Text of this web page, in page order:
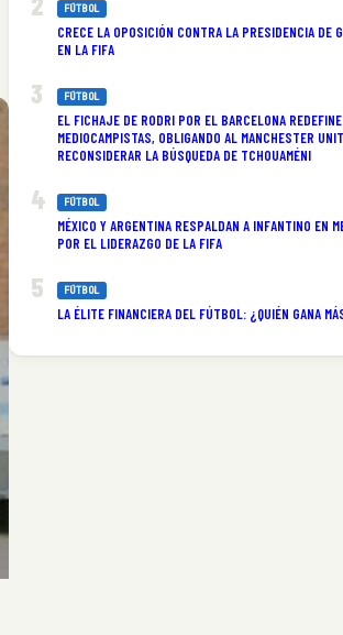
FÚTBOL
CRECE LA OPOSICIÓN CONTRA LA PRESIDENCIA DE
EN LA FIFA
FÚTBOL
EL FICHAJE DE RODRI POR EL BARCELONA
MEDIOCAMPISTAS, OBLIGANDO AL MANCHESTER
RECONSIDERAR LA BÚSQUEDA DE TCHOUAMÉNI
FÚTBOL
MÉXICO Y ARGENTINA RESPALDAN A INFANTINO EN
POR EL LIDERAZGO DE LA FIFA
FÚTBOL
LA ÉLITE FINANCIERA DEL FÚTBOL: ¿QUIÉN GANA